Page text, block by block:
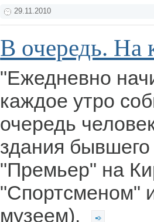
29.11.2010
В очередь. На
"Ежедневно
каждое утро
очередь
здания бывшего
"Премьер" на
"Спортсменом"
музеем).